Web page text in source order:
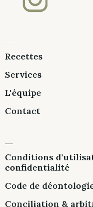
Recettes
Services
L'équipe
Contact
Conditions
confidentialité
Code de
Conciliation &